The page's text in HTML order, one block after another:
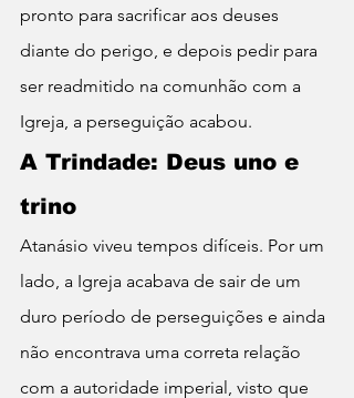
pronto para sacrificar aos deuses
diante do perigo, e depois pedir para
ser readmitido na comunhão com a
Igreja, a perseguição acabou.
A Trindade: Deus uno e
trino
Atanásio viveu tempos difíceis. Por um
lado, a Igreja acabava de sair de um
duro período de perseguições e ainda
não encontrava uma correta relação
com a autoridade imperial, visto que